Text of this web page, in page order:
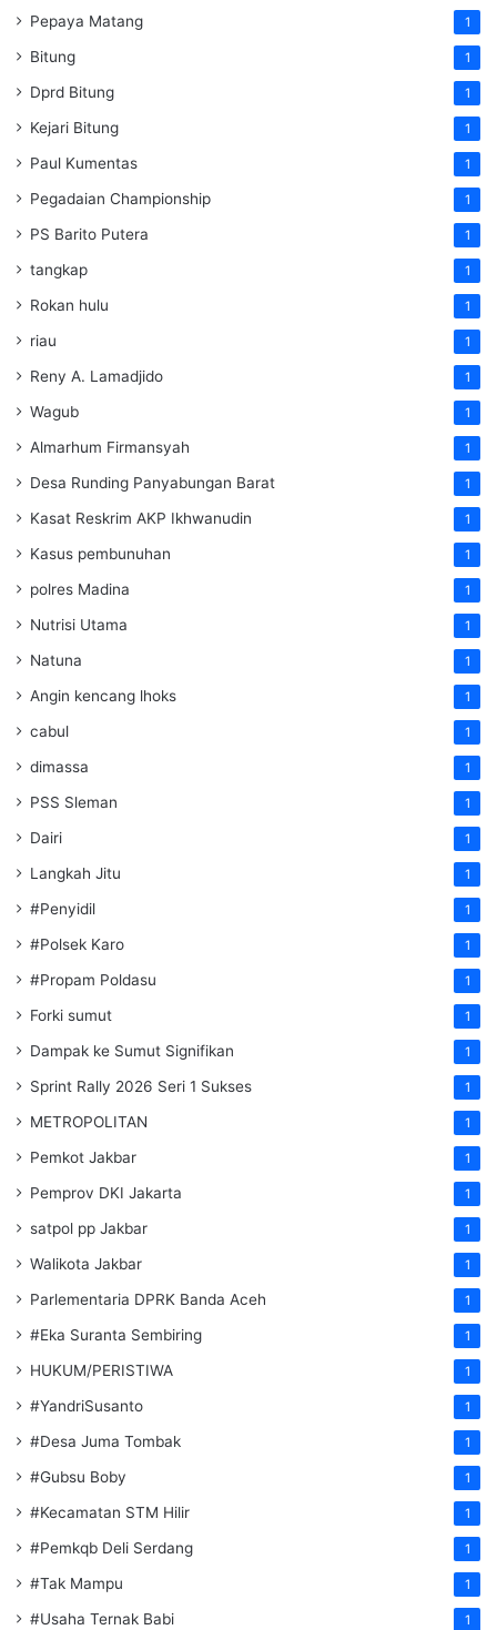
Pepaya Matang 1
Bitung 1
Dprd Bitung 1
Kejari Bitung 1
Paul Kumentas 1
Pegadaian Championship 1
PS Barito Putera 1
tangkap 1
Rokan hulu 1
riau 1
Reny A. Lamadjido 1
Wagub 1
Almarhum Firmansyah 1
Desa Runding Panyabungan Barat 1
Kasat Reskrim AKP Ikhwanudin 1
Kasus pembunuhan 1
polres Madina 1
Nutrisi Utama 1
Natuna 1
Angin kencang lhoks 1
cabul 1
dimassa 1
PSS Sleman 1
Dairi 1
Langkah Jitu 1
#Penyidil 1
#Polsek Karo 1
#Propam Poldasu 1
Forki sumut 1
Dampak ke Sumut Signifikan 1
Sprint Rally 2026 Seri 1 Sukses 1
METROPOLITAN 1
Pemkot Jakbar 1
Pemprov DKI Jakarta 1
satpol pp Jakbar 1
Walikota Jakbar 1
Parlementaria DPRK Banda Aceh 1
#Eka Suranta Sembiring 1
HUKUM/PERISTIWA 1
#YandriSusanto 1
#Desa Juma Tombak 1
#Gubsu Boby 1
#Kecamatan STM Hilir 1
#Pemkqb Deli Serdang 1
#Tak Mampu 1
#Usaha Ternak Babi 1